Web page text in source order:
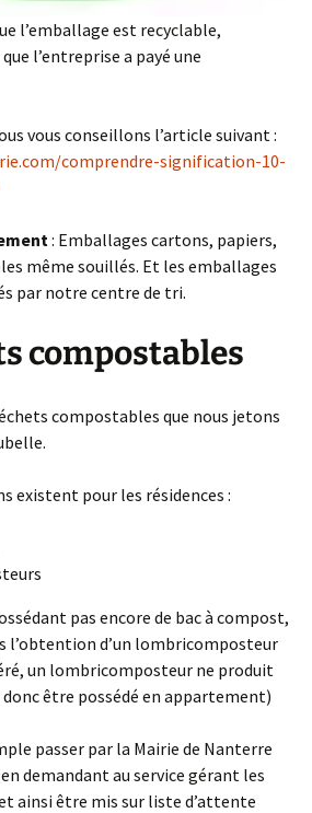
l’emballage est recyclable,
l’entreprise a payé une
vous conseillons l’article suivant :
comprendre-signification-10-
: Emballages cartons, papiers,
même souillés. Et les emballages
par notre centre de tri.
compostables
compostables que nous jetons
existent pour les résidences :
pas encore de bac à compost,
l’obtention d’un lombricomposteur
un lombricomposteur ne produit
être possédé en appartement)
passer par la Mairie de Nanterre
demandant au service gérant les
ainsi être mis sur liste d’attente